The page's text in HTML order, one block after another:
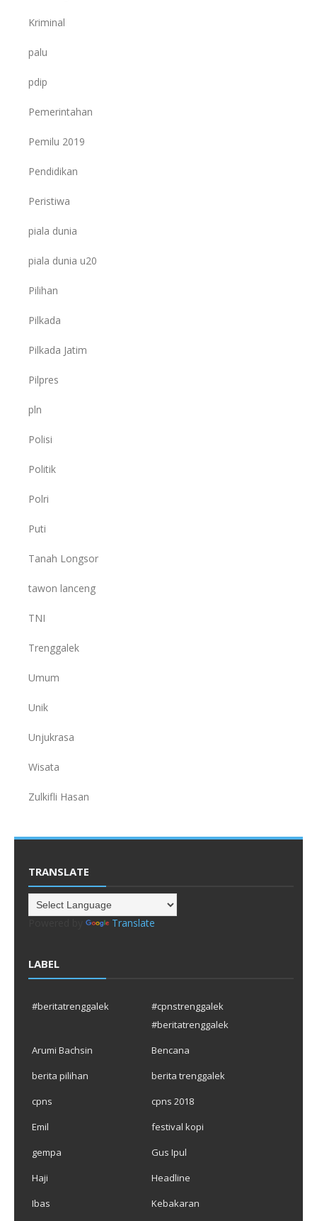
Kriminal
palu
pdip
Pemerintahan
Pemilu 2019
Pendidikan
Peristiwa
piala dunia
piala dunia u20
Pilihan
Pilkada
Pilkada Jatim
Pilpres
pln
Polisi
Politik
Polri
Puti
Tanah Longsor
tawon lanceng
TNI
Trenggalek
Umum
Unik
Unjukrasa
Wisata
Zulkifli Hasan
TRANSLATE
Translate
LABEL
#beritatrenggalek
#cpnstrenggalek
#beritatrenggalek
Arumi Bachsin
Bencana
berita pilihan
berita trenggalek
cpns
cpns 2018
Emil
festival kopi
gempa
Gus Ipul
Haji
Headline
Ibas
Kebakaran